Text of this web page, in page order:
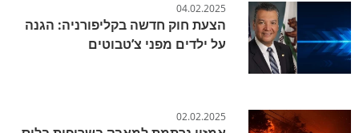
04.02.2025
הצעת חוק חדשה בקליפורניה: הגנה
על ילדים מפני צ’טבוטים
02.02.2025